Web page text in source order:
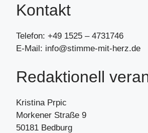
Kontakt
Telefon: +49 1525 – 4731746
E-Mail: info@stimme-mit-herz.de
Redaktionell
Kristina Prpic
Morkener Straße 9
50181 Bedburg